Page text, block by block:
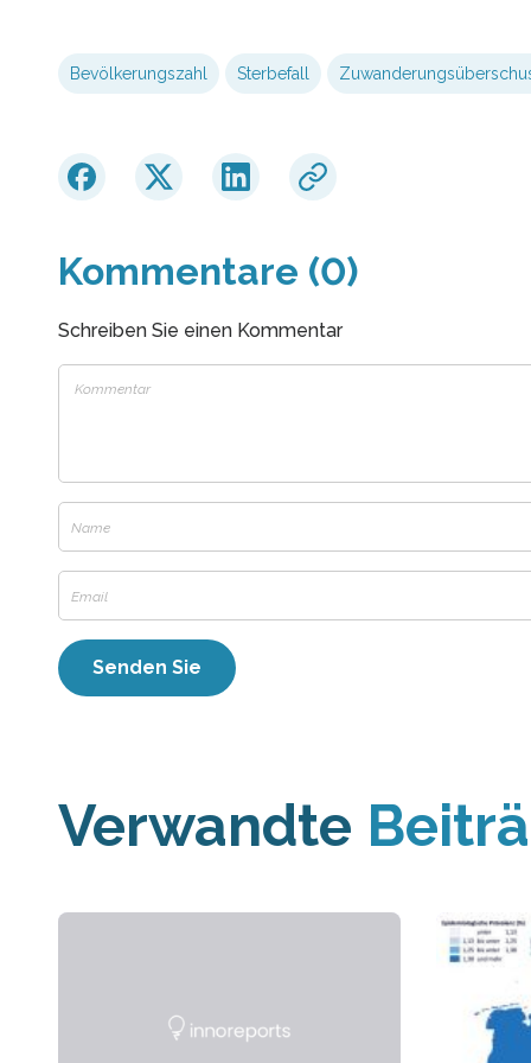
Bevölkerungszahl Sterbefall
Kommentare (0)
Schreiben Sie einen Kommentar
Verwandte